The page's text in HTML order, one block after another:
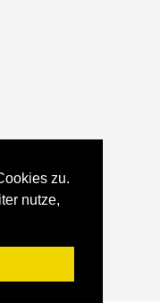
zu.
nutze,